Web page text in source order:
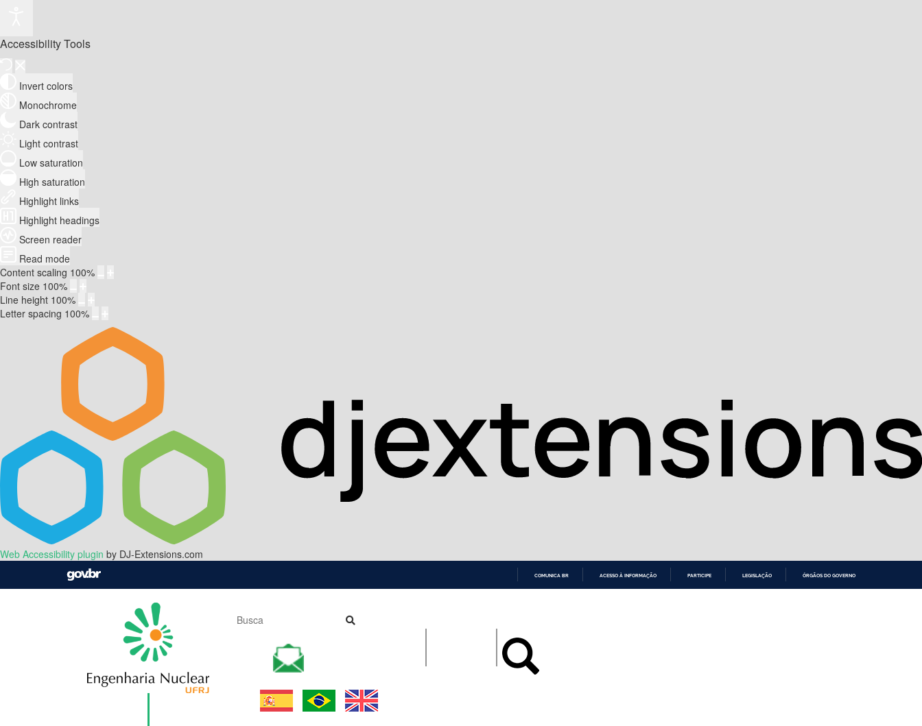
Accessibility Tools
Invert colors
Monochrome
Dark contrast
Light contrast
Low saturation
High saturation
Highlight links
Highlight headings
Screen reader
Read mode
Content scaling 100%
Font size 100%
Line height 100%
Letter spacing 100%
Web Accessibility plugin by DJ-Extensions.com
COMUNICA BR ACESSO À INFORMAÇÃO PARTICIPE LEGISLAÇÃO ÓRGÃOS DO GOVERNO